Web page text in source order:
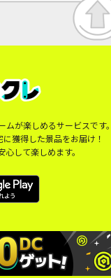
ムが楽しめるサービスです
獲得した景品をお届け！
して楽しめます。